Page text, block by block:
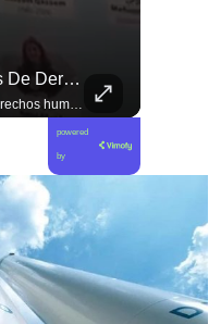
🇱🇧 #Libano | Grupos De Derechos Humanos Presentan Pruebas Sobre El Asesinato De La Periodista Libanesa Amal Khalil, Asesinada Por Israel.
🇱🇧 #Libano | Grupos de derechos humanos presentan pruebas sobre el asesinato de la periodista libanesa Amal Khalil, asesinada por Israel.
powered
by